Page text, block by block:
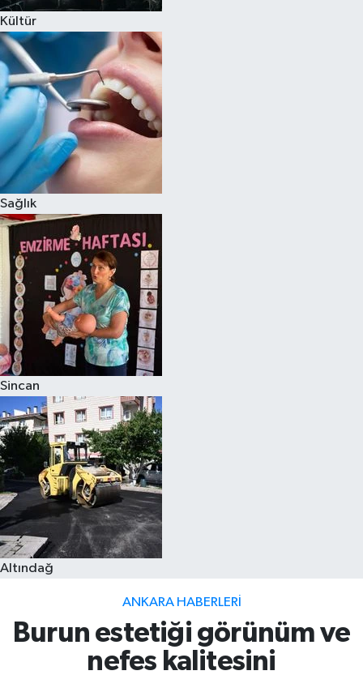
Kültür
Sağlık
Sincan
Altındağ
ANKARA HABERLERI
Burun estetiği görünüm ve
nefes kalitesini